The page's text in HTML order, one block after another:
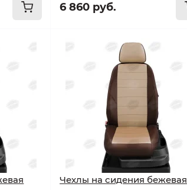
6 860 руб.
Чехлы на сидения бежевая